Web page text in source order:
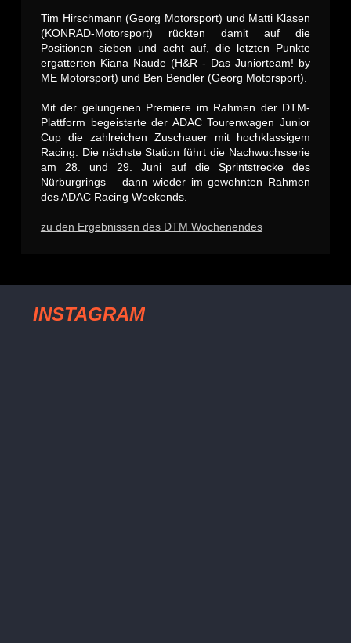
Tim Hirschmann (Georg Motorsport) und Matti Klasen
(KONRAD-Motorsport) rückten damit auf die
Positionen sieben und acht auf, die letzten Punkte
ergatterten Kiana Naude (H&R - Das Juniorteam! by
ME Motorsport) und Ben Bendler (Georg Motorsport).
Mit der gelungenen Premiere im Rahmen der DTM-
Plattform begeisterte der ADAC Tourenwagen Junior
Cup die zahlreichen Zuschauer mit hochklassigem
Racing. Die nächste Station führt die Nachwuchsserie
am 28. und 29. Juni auf die Sprintstrecke des
Nürburgrings – dann wieder im gewohnten Rahmen
des ADAC Racing Weekends.
zu den Ergebnissen des DTM Wochenendes
INSTAGRAM